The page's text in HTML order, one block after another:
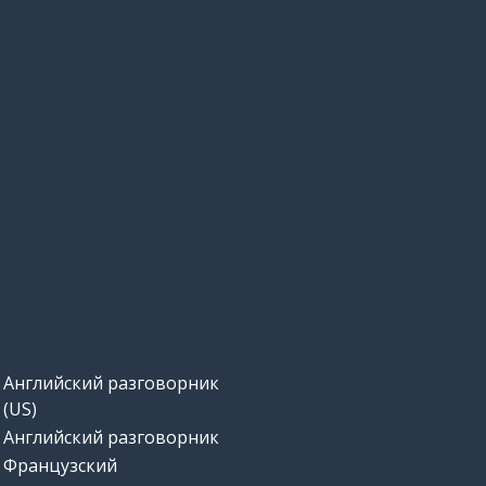
Английский разговорник
(US)
Английский разговорник
Французский